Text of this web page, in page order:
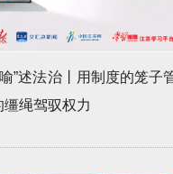
”述法治丨用制度的笼子
绳驾驭权力